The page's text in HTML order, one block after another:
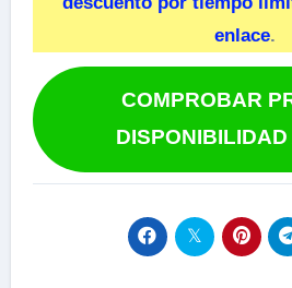
enlace.
COMPROBAR
DISPONIBILIDAD